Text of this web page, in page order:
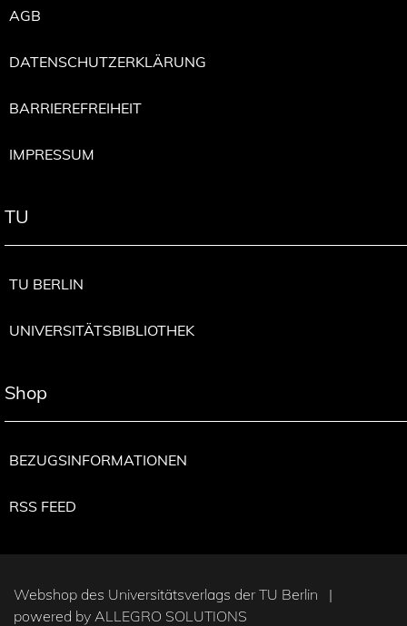
AGB
DATENSCHUTZERKLÄRUNG
BARRIEREFREIHEIT
IMPRESSUM
TU
TU BERLIN
UNIVERSITÄTSBIBLIOTHEK
Shop
BEZUGSINFORMATIONEN
RSS FEED
Webshop des Universitätsverlags der TU Berlin |
powered by ALLEGRO SOLUTIONS